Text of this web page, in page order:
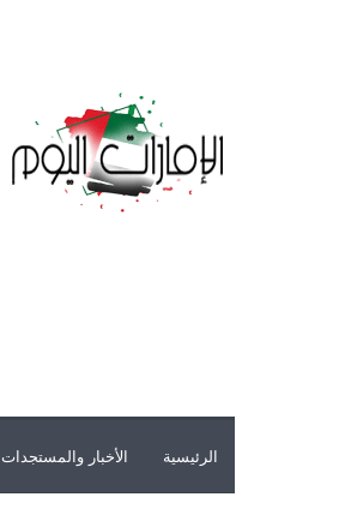
الرئيسية الأخبار والمستجدات